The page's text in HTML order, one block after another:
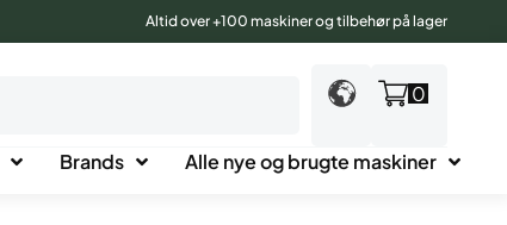
Altid over +100 maskiner og tilbehør på lager
0
Brands Alle nye og brugte maskiner